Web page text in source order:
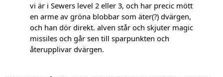
vi är i Sewers level 2 eller 3, och har precic mött
en arme av gröna blobbar som äter(?) dvärgen,
och han dör direkt. alven står och skjuter magic
missiles och går sen till sparpunkten och
återupplivar dvärgen.